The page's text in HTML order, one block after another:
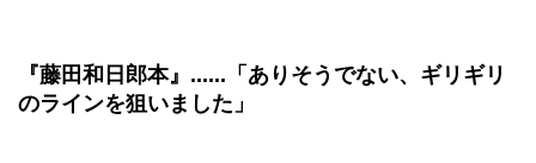
『藤田和日郎本』......「ありそうでない、ギリギリ
のラインを狙いました」